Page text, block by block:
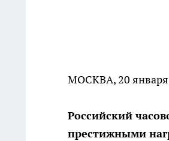
МОСКВА, 20
Российский
престижными